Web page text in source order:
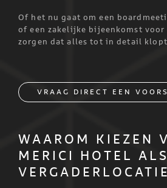
Of het nu gaat om een
of een zakelijke bijeenkomst voor
zorgen dat alles tot in detail
VRAAG DIRECT EEN
WAAROM KIEZEN
MERICI HOTEL ALS